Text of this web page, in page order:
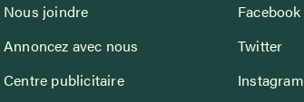
Nous joindre
Annoncez avec nous
Centre publicitaire
Facebook
Twitter
Instagram